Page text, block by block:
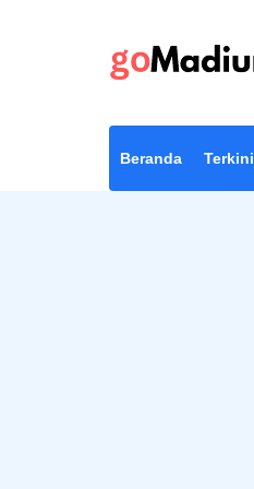
Beranda Terkini